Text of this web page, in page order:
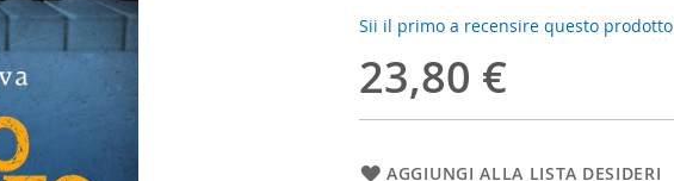
Sii il primo a recensire questo prodotto
23,80 €
AGGIUNGI ALLA LISTA DESIDERI